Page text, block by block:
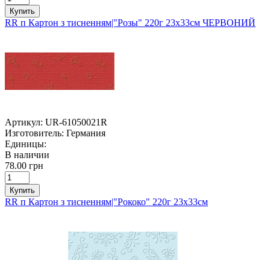
Купить
RR п Картон з тисненням|"Розы" 220г 23х33см ЧЕРВОНИЙ
Артикул: UR-61050021R
Изготовитель: Германия
Единицы:
В наличии
78.00 грн
Купить
RR п Картон з тисненням|"Рококо" 220г 23х33см